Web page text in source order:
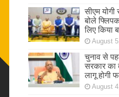
सीएम
बोले
लिए किया
August
चुनाव से
सरकार का
लागू होगी
August